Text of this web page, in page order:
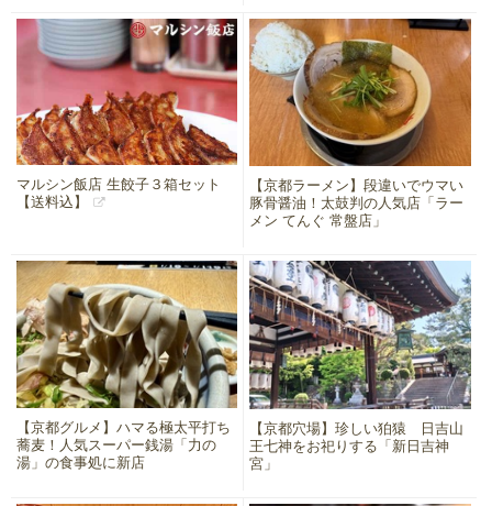
マルシン飯店 生餃子３箱セット
【送料込】
【京都ラーメン】段違いでウマい
豚骨醤油！太鼓判の人気店「ラー
メン てんぐ 常盤店」
【京都グルメ】ハマる極太平打ち
蕎麦！人気スーパー銭湯「力の
湯」の食事処に新店
【京都穴場】珍しい狛猿 日吉山
王七神をお祀りする「新日吉神
宮」